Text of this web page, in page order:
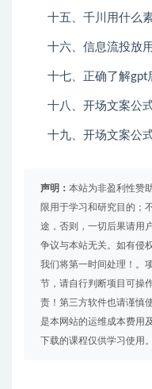
十五、千川用什么
十六、信息流投放
十七、正确了解gpt
十八、开场文案公
十九、开场文案公
声明： 本站为非盈利性赞
限用于学习和研究目的；
途，否则，一切后果请用
争议与本站无关。如有侵
我们将第一时间处理！。
节，请自行判断项目可操
责！第三方软件也请谨慎
是本网站的运维成本费用
下载的课程仅供学习使用。